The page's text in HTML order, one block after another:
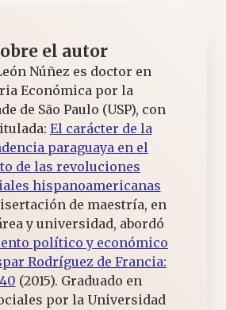
el autor
Núñez es doctor en
Económica por la
de São Paulo (USP), con
El carácter de la
paraguaya en el
de las revoluciones
hispanoamericanas
de maestría, en
y universidad, abordó
político y económico
Rodríguez de Francia:
(2015). Graduado en
por la Universidad